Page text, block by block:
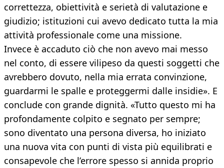
correttezza, obiettività e serietà di valutazione e
giudizio; istituzioni cui avevo dedicato tutta la mia
attività professionale come una missione.
Invece è accaduto ciò che non avevo mai messo
nel conto, di essere vilipeso da questi soggetti che
avrebbero dovuto, nella mia errata convinzione,
guardarmi le spalle e proteggermi dalle insidie». E
conclude con grande dignità. «Tutto questo mi ha
profondamente colpito e segnato per sempre;
sono diventato una persona diversa, ho iniziato
una nuova vita con punti di vista più equilibrati e
consapevole che l’errore spesso si annida proprio